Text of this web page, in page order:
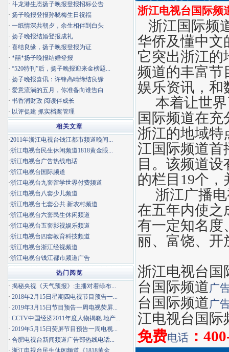
浙江电视台国际频
浙江国际频
华侨及懂中文
它突出浙江的
频道的丰富节
娱乐资讯，和
本着让世界
国际频道在
浙江的地域特
江国际频道首
目。该频道
的栏目19个
浙江广播电
在五年内使之
有一定知名度
丽、富饶、
浙江电视台国
台国际频道广
台国际频道广
江电视台国际
免费电话 ：
· 斗龙港生态扬子晚报登报招标公告
· 扬子晚报登报孙晓梅生日祝福
· 一纸情深共朝夕，余生相伴到白头
· 扬子晚报结婚登报成礼
· 喜结良缘，扬子晚报登报为证
· *囍*扬子晚报结婚登报
· “520特刊”后，扬子晚报迎来金榜题...
· 扬子晚报喜讯：许锋高晴缔结良缘
· 爱意流淌的五月，你准备向谁告白
· 书香润财政 阅读伴成长
· 以评促建 抓实档案管理
相关文章
·2011年浙江电视台钱江都市频道晚间...
·浙江电视台民生休闲频道1818黄金眼...
·浙江电视台广告热线电话
·浙江电视台国际频道
·浙江电视台九套留学世界付费频道
·浙江电视台八套少儿频道
·浙江电视台七套公共.新农村频道
·浙江电视台六套民生休闲频道
·浙江电视台五套影视娱乐频道
·浙江电视台四套教育科技频道
·浙江电视台浙江经视频道
·浙江电视台钱江都市频道广告
热门阅览
· 揭秘央视《天气预报》:主播对着绿布...
· 2018年2月15日星期四电视节目预告一...
· 2019年3月15日节目预告一周电视荧屏...
· CCTV中国经济2011年度人物揭晓 地产...
· 2019年5月15日荧屏节目预告一周电视...
· 合肥电视台新闻频道广告部热线电话...
· 浙江电视台民生休闲频道《1818黄金...